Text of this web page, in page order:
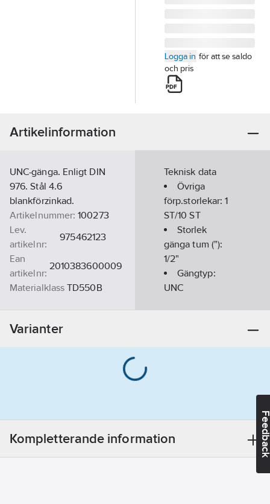
Logga in för att se saldo
och pris
Artikelinformation
UNC-gänga. Enligt DIN
976. Stål 4.6
blankförzinkad.
Artikelnummer: 100273
Lev.
artikelnr:
975462123
Ean
artikelnr:
2010383600009
Materialklass TD550B
Teknisk data
Övriga
förp.storlekar:1
ST/10 ST
Storlek
gänga tum ("):
1/2"
Gängtyp:
UNC
Stål
976
HGS
Varianter
Kompletterande information